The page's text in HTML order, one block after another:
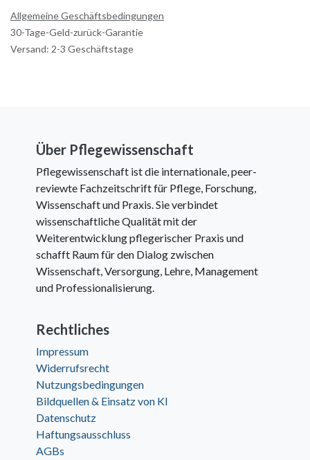
Allgemeine Geschäftsbedingungen
30-Tage-Geld-zurück-Garantie
Versand: 2-3 Geschäftstage
Über Pflegewissenschaft
Pflegewissenschaft ist die internationale, peer-
reviewte Fachzeitschrift für Pflege, Forschung,
Wissenschaft und Praxis. Sie verbindet
wissenschaftliche Qualität mit der
Weiterentwicklung pflegerischer Praxis und
schafft Raum für den Dialog zwischen
Wissenschaft, Versorgung, Lehre, Management
und Professionalisierung.
Rechtliches
Impressum
Widerrufsrecht
Nutzungsbedingungen
Bildquellen & Einsatz von KI
Datenschutz
Haftungsausschluss
AGBs